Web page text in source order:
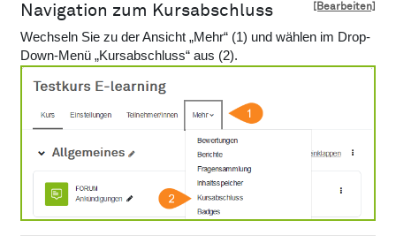
Navigation zum Kursabschluss [Bearbeiten]
Wechseln Sie zu der Ansicht „Mehr“ (1) und wählen im Drop-
Down-Menü „Kursabschluss“ aus (2).